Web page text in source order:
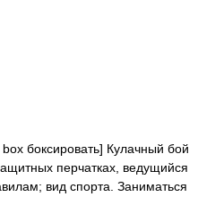
боксировать] Кулачный бой
перчатках, ведущийся
вид спорта. Заниматься